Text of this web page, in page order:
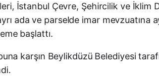
İstanbul Çevre, Şehircilik ve İklim
ve parselde imar mevzuatına
başlattı.
karşın Beylikdüzü Belediyesi